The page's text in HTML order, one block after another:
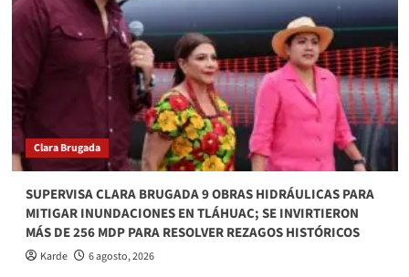
Clara Brugada
SUPERVISA CLARA BRUGADA 9 OBRAS HIDRÁULICAS PARA
MITIGAR INUNDACIONES EN TLÁHUAC; SE INVIRTIERON
MÁS DE 256 MDP PARA RESOLVER REZAGOS HISTÓRICOS
Karde 6 agosto, 2026